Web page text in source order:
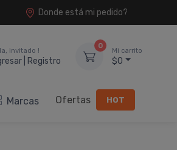
Donde está mi pedido?
invitado !
| Registro
0
Mi carrito
$0
Marcas Ofertas HOT